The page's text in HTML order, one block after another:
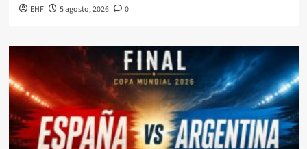
EHF 5 agosto, 2026 0